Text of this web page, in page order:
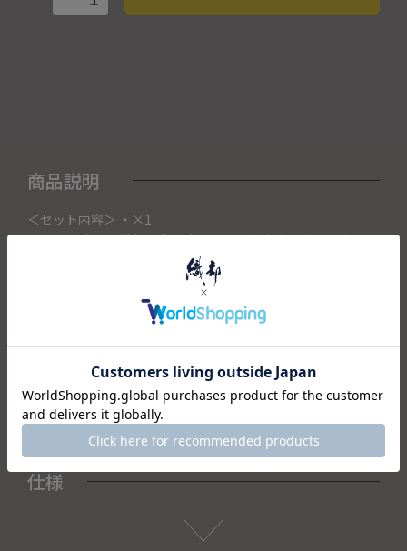
商品説明
＜セット内容＞ ・×1
こちらの商品は織部下北沢店にて展示販売中の作品になりま
ご注文いただいたタイミングによって織部下北沢店頭で売り
切れた場合は、キャンセルさせて頂きます。
また織部下北沢店からの出荷になりますので、ご注文確認
予めご了承くださいませ。
仕様